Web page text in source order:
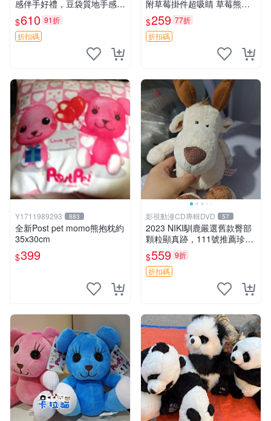
感伴手好禮，豆袋質地手感
佳，抱枕小熊 recom 推薦 白
色豆袋 玩具
$610 91折
折扣碼
附草莓掛件超吸睛 草莓熊手
提包 草莓掛件 可愛portunes
e
$259 77折
折扣碼
Y1711989293 883
全新Post pet momo熊抱枕約
35x30cm
$399
影視動漫CD專輯DVD 57
2023 NIKI馴鹿嚴選舊款臀部
顆粒顯真跡，111號推薦珍藏
品 馴鹿 舊款 尾巴顆粒
$559 9折
折扣碼